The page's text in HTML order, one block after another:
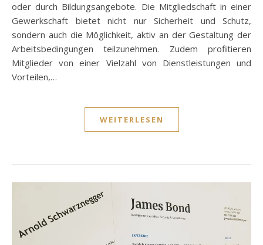
oder durch Bildungsangebote. Die Mitgliedschaft in einer
Gewerkschaft bietet nicht nur Sicherheit und Schutz,
sondern auch die Möglichkeit, aktiv an der Gestaltung der
Arbeitsbedingungen teilzunehmen. Zudem profitieren
Mitglieder von einer Vielzahl von Dienstleistungen und
Vorteilen,…
WEITERLESEN